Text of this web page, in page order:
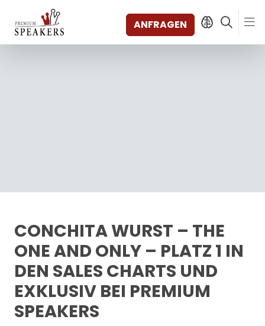
ANFRAGEN
KATEGORIEN
BACKSTAGE
AGENTUR
KONTAKT & STANDORTE
MANAGEMENT
FAQ
CONCHITA WURST – THE
ONE AND ONLY – PLATZ 1 IN
DEN SALES CHARTS UND
EXKLUSIV BEI PREMIUM
SPEAKERS